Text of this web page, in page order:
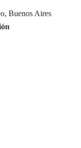
Buenos Aires